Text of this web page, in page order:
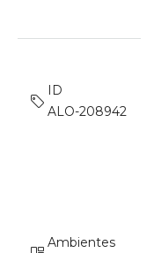
ID
ALO-208942
Ambientes